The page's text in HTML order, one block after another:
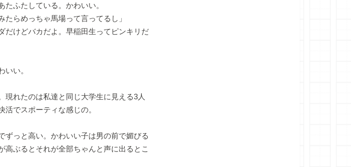
ふたしている。かわいい。
たらめっちゃ馬場って言ってるし」
だけどバカだよ。早稲田生ってピンキリだ
い。
れたのは私達と同じ大学生に見える3人
でスポーティな感じの。
っと高い。かわいい子は男の前で媚びる
高ぶるとそれが全部ちゃんと声に出るとこ